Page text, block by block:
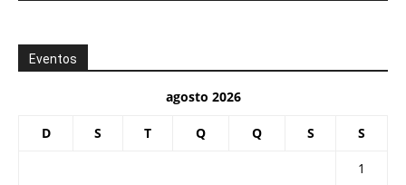
Eventos
agosto 2026
D S T Q Q S S
1